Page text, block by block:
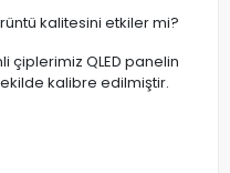
kalitesini etkiler mi?
çiplerimiz QLED panelin
kalibre edilmiştir.